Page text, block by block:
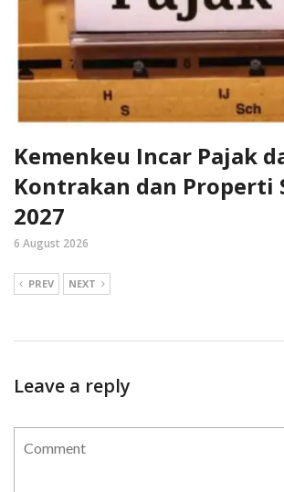
Kemenkeu Incar Pajak
Kontrakan dan Properti
2027
6 August 2026
PREV NEXT
Leave a reply